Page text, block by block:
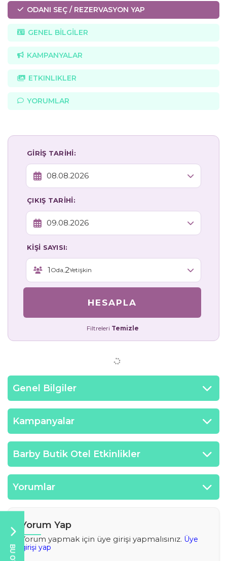
ODANI SEÇ / REZERVASYON YAP
GENEL BİLGİLER
KAMPANYALAR
ETKINLIKLER
YORUMLAR
GİRİŞ TARİHİ:
ÇIKIŞ TARİHİ:
KİŞİ SAYISI:
1 Oda,2Yetişkin
HESAPLA
Filtreleri Temizle
Genel Bilgiler
Kampanyalar
Barby Butik Otel Etkinlikler
Yorumlar
Yorum Yap
Yorum yapmak için üye girişi yapmalısınız. Üye
girişi yap